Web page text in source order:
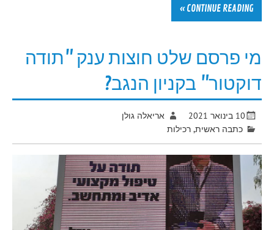
CONTINUE READING »
מי פרסם שלט חוצות ענק "תודה
דוקטור" בקניון הנגב?
10 בינואר 2021
אריאלה גולן
כתבה ראשית,רכילות